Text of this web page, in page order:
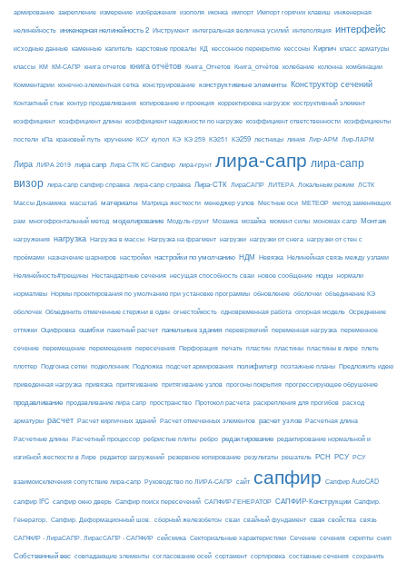
армирование закрепление измерение изображения изополя иконка импорт Импорт горячих клавиш инженерная
нелинейность инженерная нелинейность 2 Инструмент интегральная величина усилий интеполяция интерфейс
исходные данные каменные капитель карстовые провалы КД кессонное перекрытие кессоны Кирпич класс арматуры
классы КМ КМ-САПР книга отчетов книга отчётов Книга_Отчетов Книга_отчётов колебание колонна комбинации
Комментарии конечно-элементная сетка конструирование конструктивные элементы Конструктор сечений
Контактный стык контур продавливания копирование и проекция корректировка нагрузок коструктивный элемент
коэффициент коэффициент длины коэффициент надежности по нагрузке коэффициент ответственности коэффициенты
постели кПа крановый путь кручение КСУ купол КЭ КЭ 259 КЭ251 КЭ259 лестницы линия Лир-АРМ Лир-ЛАРМ
Лира ЛИРА 2019 лира сапр Лира СТК КС Сапфир лира-грунт лира-сапр лира-сапр
визор лира-сапр сапфир справка лира-сапр справка Лира-СТК ЛираСАПР ЛИТЕРА Локальным режим ЛСТК
Массы Динамика масштаб материалы Матрица жесткости менеджер узлов Местные оси МЕТЕОР метод заменяющих
рам многофронтальный метод моделирование Модуль-грунт Мозаика мозайка момент силы мономах-сапр Монтаж
нагружения нагрузка Нагрузка в массы Нагрузка на фрагмент нагрузки нагрузки от снега нагрузки от стен с
проёмами назначение шарниров настройки настройки по умолчанию НДМ Невязка Нелинейная связь между узлами
Нелинейность#трещины Нестандартные сечения несущая способность сваи новое сообщение ноды нормали
нормативы Нормы проектирования по умолчанию при установке программы обновление оболочки объединение КЭ
оболочек Объединить отмеченные стержни в один огнестойкость одновременная работа опорная модель Осреднение
оттяжки Оцифровка ошибки пакетный расчет панельные здания перевіряючий переменная нагрузка переменное
сечение перемещение перемещения пересечения Перфорация печать пластин пластины пластины в лире плеть
плоттер Подгонка сетки подколонник Подложка подсчет армирования полифильтр поэтажные планы Предложить идею
приведенная нагрузка привязка притягивание притягивание узлов прогоны покрытия прогрессирующее обрушение
продавливание продавливание лира сапр пространство Протокол расчета раскрепления для прогибов расход
арматуры расчет Расчет кирпичных зданий Расчет отмеченных элементов расчет узлов Расчетная длина
Расчетные длины Расчетный процессор ребристые плиты ребро редактирование редактирование нормальной и
изгибной жесткости в Лире редактор загружений резервное копирование результаты решатель РСН РСУ РСУ
взаимоисключения сопутствие лира-сапр Руководство по ЛИРА-САПР сайт сапфир Сапфир AutoCAD
сапфир IFC сапфир окно дверь Сапфир поиск пересечений САПФИР-ГЕНЕРАТОР САПФИР-Конструкции Сапфир.
Генератор. Сапфир. Деформационный шов. сборный железобетон сваи свайный фундамент свая свойства связь
САПФИР - ЛираСАПР. ЛирасСАПР - САПФИР сейсмика Секториальные характеристики Сечение сечения скрипты снип
Собственный вес совпадающие элементы согласование осей сортамент сортировка составные сечения сохранить